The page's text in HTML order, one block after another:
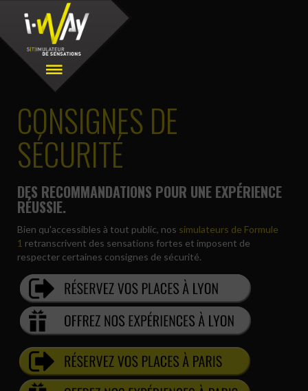
CONSIGNES DE
SÉCURITÉ
DES RECOMMANDATIONS POUR UNE EXPÉRIENCE
RÉUSSIE.
Bien qu'accessibles à tout public, nos simulateurs de Formule
1 retranscrivent des sensations fortes et imposent de
respecter certaines consignes de sécurité.